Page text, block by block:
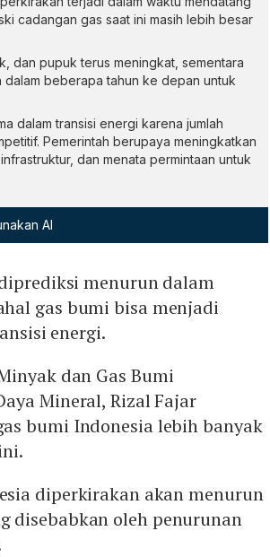
cadangan gas saat ini masih lebih besar
dan pupuk terus meningkat, sementara
beberapa tahun ke depan untuk
dalam transisi energi karena jumlah
Pemerintah berupaya meningkatkan
dan menata permintaan untuk
AI
menurun dalam
gas bumi bisa menjadi
energi.
dan Gas Bumi
Mineral, Rizal Fajar
bumi Indonesia lebih banyak
diperkirakan akan menurun
disebabkan oleh penurunan